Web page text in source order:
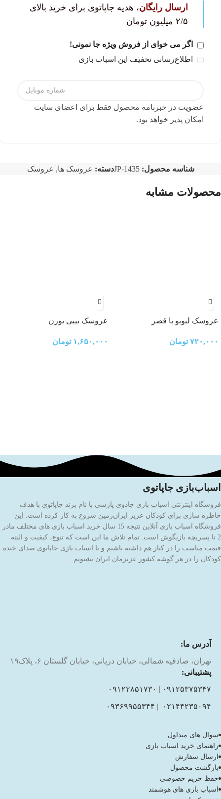
ارسال رایگان، هدیه جاپاتوی برای خرید بالای
۲/۵ میلیون تومان
اگر می خوای از فروش ویژه جا نمونی!
اطلاع‌رسانی تخفیف این اسباب بازی
عضویت در خبرنامه محصول فقط برای اعضای سایت
امکان پذیر خواهد بود.
شناسه محصول:JP-1435دسته: عروسک ها, عروسک
محصولات مشابه
عروسک لبوبو با قصر
۷۲۰,۰۰۰ تومان
عروسک بیبی بورن
۱,۶۵۰,۰۰۰ تومان
اسباب‌بازی جاپاتوی
فروشگاه اینترنتی اسباب بازی جادوی پارسی با نام برند جاپاتوی با هدف
خاطره سازی برای کودکان عزیز ایران‌زمین شروع به کار کرده است. این
فروشگاه اسباب بازی آنلاین نتیجه 15 سال خرید اسباب بازی های مختلف مادر
2 تا پسربچه بازیگوش است. تمام تلاش ما این است که تنوع، کیفیت و البته
قیمت مناسب را در کنار هم داشته باشیم و با اسباب بازی جاپاتوی صدای خنده
کودکان را در هر گوشه کشور عزیزمان ایران بشنویم.
آدرس ما:
تهران، صادقیه شمالی، خیابان دریانی، خیابان گلستان ۶، پلاک۱۹
پشتیبانی:
۰۹۱۲۵۳۷۵۳۴۷ | ۰۹۱۲۲۸۵۱۷۳۰
۰۲۱۴۴۲۳۵۰۹۴ | ۰۹۳۶۹۹۵۵۳۴۴
سوال های متداول
راهنمای خرید اسباب بازی
ارسال سفارش
بازگشت محصول
حفظ حریم خصوصی
اسباب بازی های هوشمند